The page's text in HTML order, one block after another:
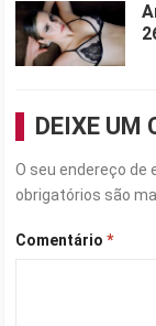
DEIXE UM
O seu endereço de
obrigatórios são
Comentário*